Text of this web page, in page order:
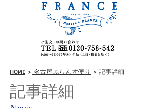
HOME > 名古屋ふらんす便り > 記事詳細
記事詳細